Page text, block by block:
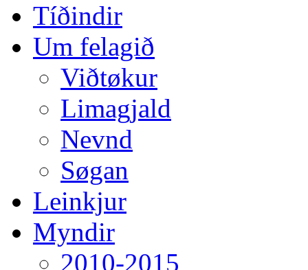
Tíðindir
Um felagið
Viðtøkur
Limagjald
Nevnd
Søgan
Leinkjur
Myndir
2010-2015